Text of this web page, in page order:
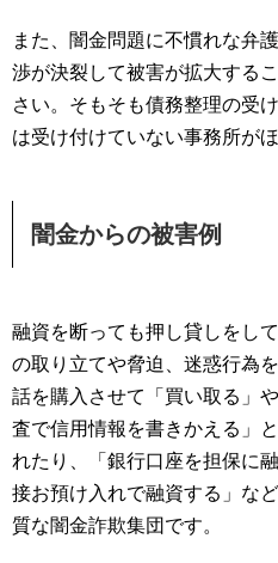
また、闇金問題に不慣れな弁
渉が決裂して被害が拡大する
さい。そもそも債務整理の受
は受け付けていない事務所が
闇金からの被害例
融資を断っても押し貸しをし
の取り立てや脅迫、迷惑行為
話を購入させて「買い取る」
査で信用情報を書きかえる」
れたり、「銀行口座を担保に
接お預け入れで融資する」な
質な闇金詐欺集団です。